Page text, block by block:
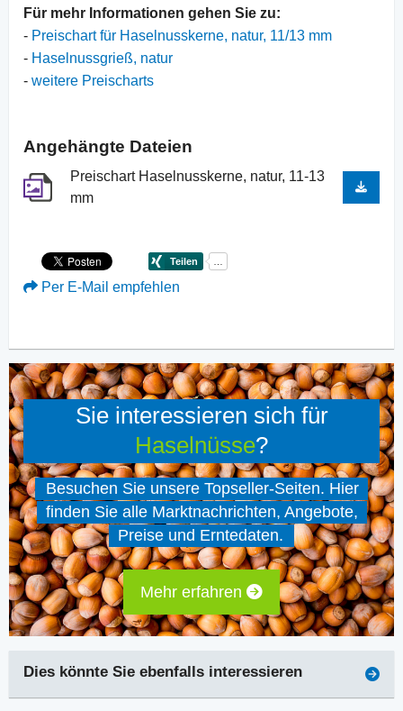
Für mehr Informationen gehen Sie zu:
- Preischart für Haselnusskerne, natur, 11/13 mm
- Haselnussgrieß, natur
- weitere Preischarts
Angehängte Dateien
Preischart Haselnusskerne, natur, 11-13
mm
Per E-Mail empfehlen
Sie interessieren sich für
Haselnüsse?
Besuchen Sie unsere Topseller-Seiten. Hier
finden Sie alle Marktnachrichten, Angebote,
Preise und Erntedaten.
Mehr erfahren
Dies könnte Sie ebenfalls interessieren